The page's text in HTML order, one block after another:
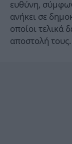
ευθύνη,
ανήκει σε
οποίοι τελικά
αποστολή τους.